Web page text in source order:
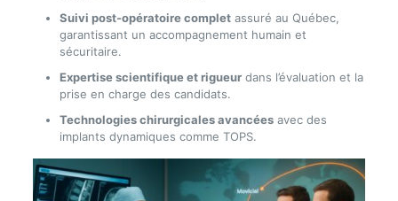
Suivi post-opératoire completassuré au Québec,
garantissant un accompagnement humain et
sécuritaire.
Expertise scientifique et rigueurdans l’évaluation et la
prise en charge des candidats.
Technologies chirurgicales avancéesavec des
implants dynamiques comme TOPS.